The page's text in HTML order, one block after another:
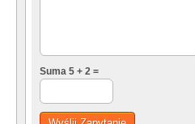
Suma 5 + 2 =